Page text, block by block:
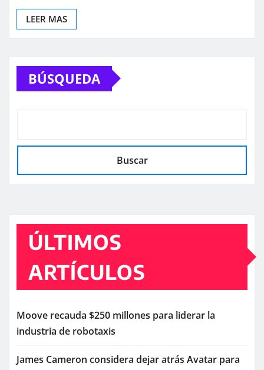
LEER MAS
BÚSQUEDA
Buscar
ÚLTIMOS
ARTÍCULOS
Moove recauda $250 millones para liderar la
industria de robotaxis
James Cameron considera dejar atrás Avatar para